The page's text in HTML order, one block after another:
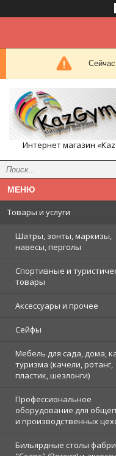
Интернет магазин
Товары и услуги
Шатры, зонты, маркизы,
навесы, перголы
Спортивные и
товары
Аксессуары и прочее
Сейфы
Мебель для сада, дома,
туризма (качели, ротанг,
пластик, шезлонги)
Профессиональное
оборудование для
и производственных
Бильярдные столы